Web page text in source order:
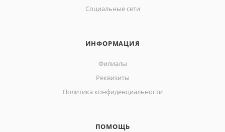
Социальные сети
ИНФОРМАЦИЯ
Филиалы
Реквизиты
Политика конфиденциальности
ПОМОЩЬ